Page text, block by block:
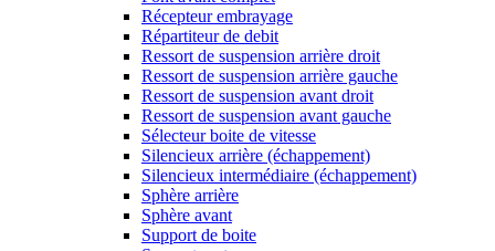
Récepteur embrayage
Répartiteur de debit
Ressort de suspension arrière droit
Ressort de suspension arrière gauche
Ressort de suspension avant droit
Ressort de suspension avant gauche
Sélecteur boite de vitesse
Silencieux arrière (échappement)
Silencieux intermédiaire (échappement)
Sphère arrière
Sphère avant
Support de boite